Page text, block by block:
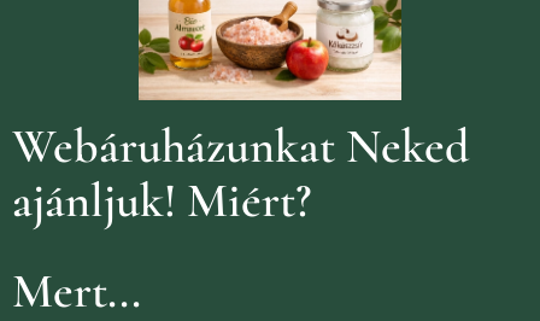
Webáruházunkat Neked
ajánljuk! Miért?
Mert...